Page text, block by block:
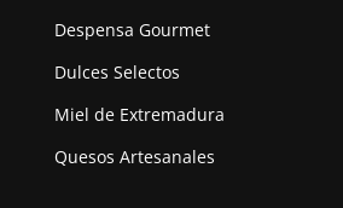
Despensa Gourmet
Dulces Selectos
Miel de Extremadura
Quesos Artesanales